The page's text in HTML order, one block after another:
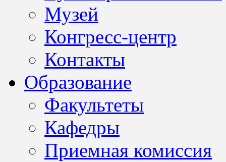
Музей
Конгресс-центр
Контакты
Образование
Факультеты
Кафедры
Приемная комиссия